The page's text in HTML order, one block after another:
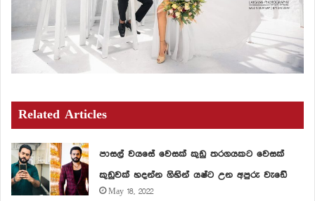
Related Articles
පාසල් වයසේ වෙසක් කුඩු තරගයකට වෙසක්
කුඩුවක් හදන්න ගිහින් යෂ්ට උන අපුරු වැඩේ
May 18, 2022